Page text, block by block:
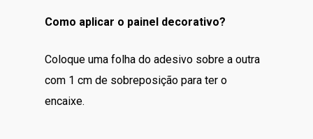
Como aplicar o painel decorativo?
Coloque uma folha do adesivo sobre a outra
com 1 cm de sobreposição para ter o
encaixe.